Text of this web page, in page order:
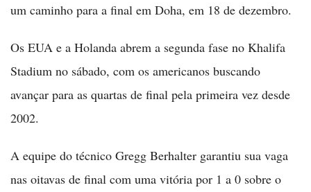
um caminho para a final em Doha, em 18 de dezembro.
Os EUA e a Holanda abrem a segunda fase no Khalifa
Stadium no sábado, com os americanos buscando
avançar para as quartas de final pela primeira vez desde
2002.
A equipe do técnico Gregg Berhalter garantiu sua vaga
nas oitavas de final com uma vitória por 1 a 0 sobre o